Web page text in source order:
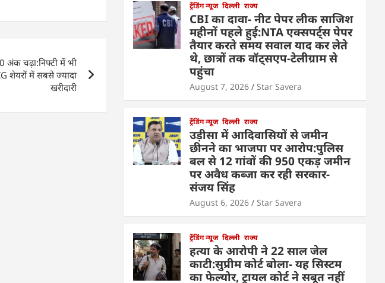
अंक चढ़ा:निफ्टी में भी
शेयरों में सबसे ज्यादा
खरीदारी
ट्रेंडिंग न्यूज दिल्ली राज्य
CBI का दावा- नीट पेपर लीक साजिश
महीनों पहले हुई:NTA एक्सपर्ट्स पेपर
तैयार करते समय सवाल याद कर लेते
थे, छात्रों तक वॉट्सएप-टेलीग्राम से
पहुंचा
August 7, 2026 Star Savera
ट्रेंडिंग न्यूज दिल्ली राज्य
उड़ीसा में आदिवासियों से जमीन
छीनने का भाजपा पर आरोप:पुलिस
बल से 12 गांवों की 950 एकड़ जमीन
पर अवैध कब्जा कर रही सरकार-
संजय सिंह
August 6, 2026 Star Savera
ट्रेंडिंग न्यूज दिल्ली राज्य
हत्या के आरोपी ने 22 साल जेल
काटी:सुप्रीम कोर्ट बोला- यह सिस्टम
का फेल्योर, ट्रायल कोर्ट ने सबूत नहीं